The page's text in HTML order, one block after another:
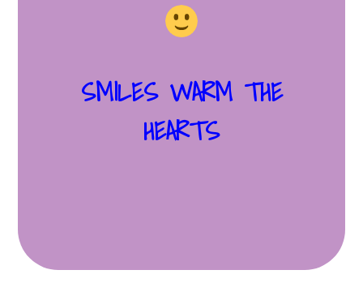
SMILES WARM THE
HEARTS